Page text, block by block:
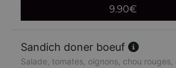
9.90€
Sandich doner boeuf
Salade, tomates, oignons, chou rouges,